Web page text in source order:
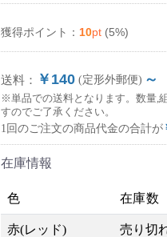
獲得ポイント： 10pt (5%)
送料： ￥140 (定形外郵便) ～
※単品での送料となります。数量,
すのでご了承ください。
1回のご注文の商品代金の合計が
在庫情報
色 在庫数
赤(レッド) 売り切